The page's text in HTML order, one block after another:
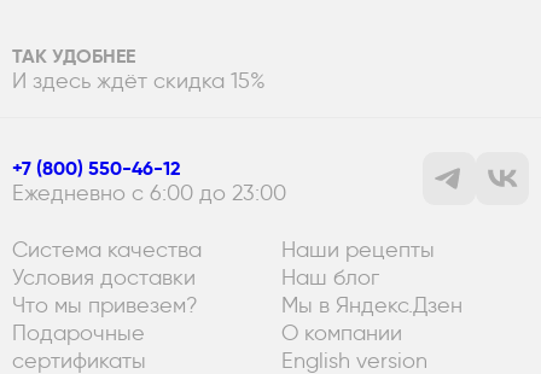
ТАК УДОБНЕЕ
И здесь ждёт скидка 15%
+7 (800) 550-46-12
Ежедневно с 6:00 до 23:00
Система качества
Условия доставки
Что мы привезем?
Подарочные
сертификаты
Наши рецепты
Наш блог
Мы в Яндекс.Дзен
О компании
English version